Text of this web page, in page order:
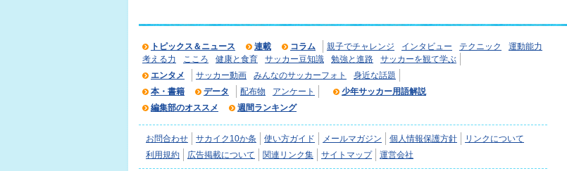
トピックス＆ニュース 連載 コラム 親子でチャレンジ インタビュー テクニック
運動能力
考える力
こころ 健康と食育 サッカー豆知識 勉強と進路
サッカーを観て学ぶ
エンタメ
サッカー動画 みんなのサッカーフォト
身近な話題
本・書籍
データ 配布物 アンケート
少年サッカー用語解説
編集部のオススメ
週間ランキング
お問合わせ サカイク10か条 使い方ガイド メールマガジン 個人情報保護方針
リンクについて
利用規約
広告掲載について 関連リンク集 サイトマップ 運営会社